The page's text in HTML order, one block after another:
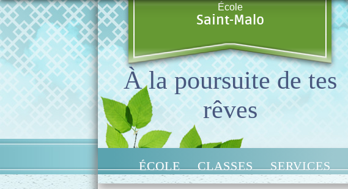
École
Saint-Malo
À la poursuite de tes
rêves
ÉCOLE CLASSES SERVICES